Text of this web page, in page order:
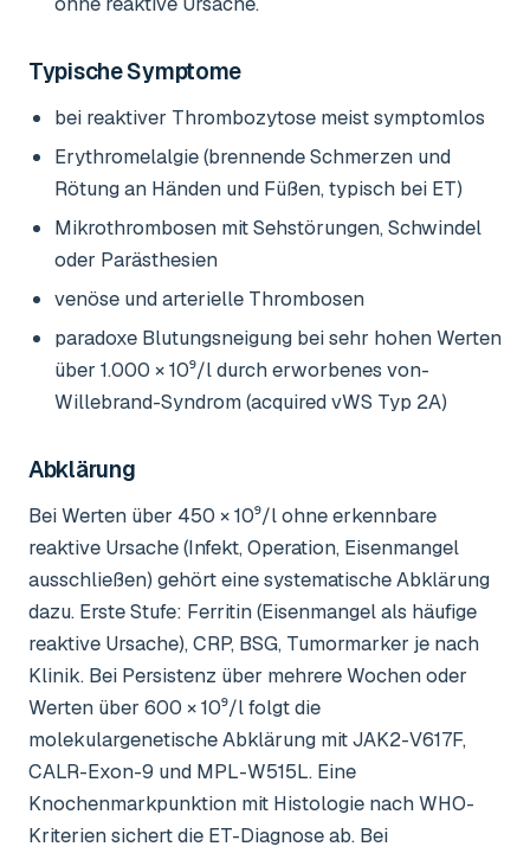
Typische Symptome
bei reaktiver Thrombozytose meist symptomlos
Erythromelalgie (brennende Schmerzen und
Rötung an Händen und Füßen, typisch bei ET)
Mikrothrombosen mit Sehstörungen, Schwindel
oder Parästhesien
venöse und arterielle Thrombosen
paradoxe Blutungsneigung bei sehr hohen Werten
über 1.000 × 10⁹/l durch erworbenes von-
Willebrand-Syndrom (acquired vWS Typ 2A)
Abklärung
Bei Werten über 450 × 10⁹/l ohne erkennbare
reaktive Ursache (Infekt, Operation, Eisenmangel
ausschließen) gehört eine systematische Abklärung
dazu. Erste Stufe: Ferritin (Eisenmangel als häufige
reaktive Ursache), CRP, BSG, Tumormarker je nach
Klinik. Bei Persistenz über mehrere Wochen oder
Werten über 600 × 10⁹/l folgt die
molekulargenetische Abklärung mit JAK2-V617F,
CALR-Exon-9 und MPL-W515L. Eine
Knochenmarkpunktion mit Histologie nach WHO-
Kriterien sichert die ET-Diagnose ab. Bei